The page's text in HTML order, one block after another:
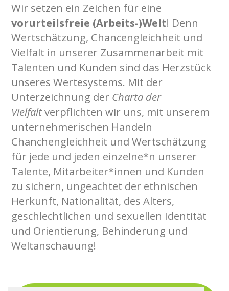
Wir setzen ein Zeichen für eine
vorurteilsfreie (Arbeits-)Welt! Denn
Wertschätzung, Chancengleichheit und
Vielfalt in unserer Zusammenarbeit mit
Talenten und Kunden sind das Herzstück
unseres Wertesystems. Mit der
Unterzeichnung der Charta der
Vielfaltverpflichten wir uns, mit unserem
unternehmerischen Handeln
Chanchengleichheit und Wertschätzung
für jede und jeden einzelne*n unserer
Talente, Mitarbeiter*innen und Kunden
zu sichern, ungeachtet der ethnischen
Herkunft, Nationalität, des Alters,
geschlechtlichen und sexuellen Identität
und Orientierung, Behinderung und
Weltanschauung!